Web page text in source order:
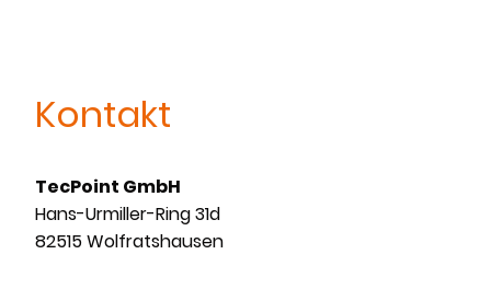
Kontakt
TecPoint GmbH
Hans-Urmiller-Ring 31d
82515 Wolfratshausen